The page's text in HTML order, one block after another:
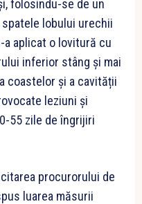
folosindu-se de un
lobului urechii
a aplicat o lovitură cu
inferior stâng și mai
coastelor și a cavității
leziuni și
55 zile de îngrijiri
procurorului de
luarea măsurii